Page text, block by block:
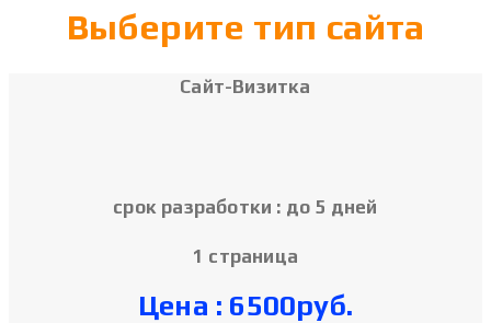
Выберите тип сайта
Cайт-Визитка
срок разработки : до 5 дней
1 страница
Цена : 6500руб.